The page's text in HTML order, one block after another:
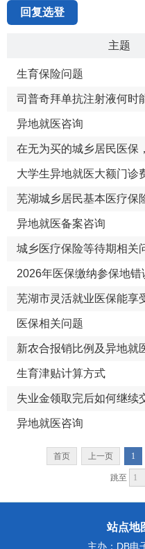
回复选登
主题
生育保险问题
司普奇拜单抗注射液何时
异地就医咨询
大学生异地就医大额门诊
异地就医备案咨询
城乡医疗保险等待期相关
2026年医保缴纳参保地错
医保相关问题
新农合报销比例及异地就
生育津贴计算方式
失业金领取完后如何继续
异地就医咨询
首页 上一页 1
跳至
站点地
主办：DB电